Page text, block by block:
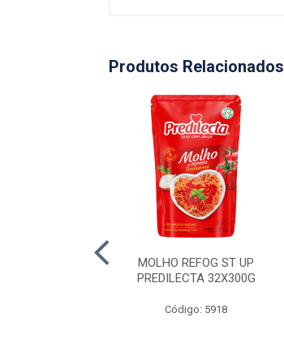
Produtos Relacionados
MOLHO REFOG ST UP
PREDILECTA 32X300G
Código: 5918